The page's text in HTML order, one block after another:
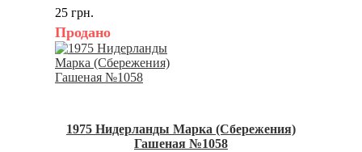
25 грн.
Продано
1975 Нидерланды Марка (Сбережения)
Гашеная №1058